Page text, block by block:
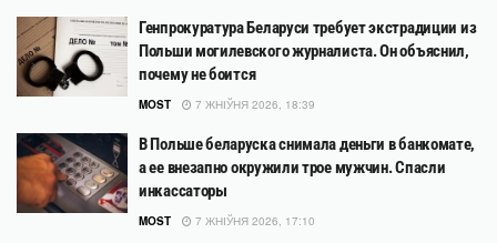
Генпрокуратура Беларуси требует экстрадиции из
Польши могилевского журналиста. Он объяснил,
почему не боится
MOST 7 ЖНІЎНЯ 2026, 18:39
В Польше беларуска снимала деньги в банкомате,
а ее внезапно окружили трое мужчин. Спасли
инкассаторы
MOST 7 ЖНІЎНЯ 2026, 17:10